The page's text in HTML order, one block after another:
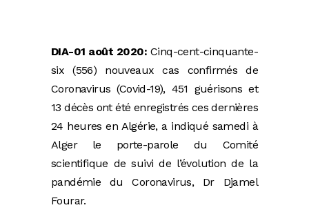
DIA-01 août 2020: Cinq-cent-cinquante-
six (556) nouveaux cas confirmés de
Coronavirus (Covid-19), 451 guérisons et
13 décès ont été enregistrés ces dernières
24 heures en Algérie, a indiqué samedi à
Alger le porte-parole du Comité
scientifique de suivi de l’évolution de la
pandémie du Coronavirus, Dr Djamel
Fourar.